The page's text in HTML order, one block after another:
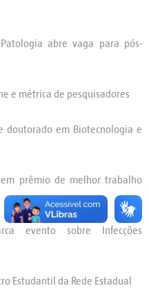
abre vaga para pós-
e métrica de pesquisadores
doutorado em Biotecnologia e
prêmio de melhor trabalho
evento sobre Infecções
Estudantil da Rede Estadual